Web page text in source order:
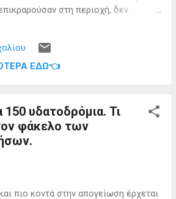
από τα «Ελληνικά
οριζόμενα στο Ν.4663/20, τα
των Υδατοδρομίων, τους χάρτες
στη περιοχή, δεν
συνεχίστηκε κανονικά.
ΕΔΏ👈
150 υδατοδρόμια. Τι
φάκελο των
πιο κοντά στην απογείωση έρχεται